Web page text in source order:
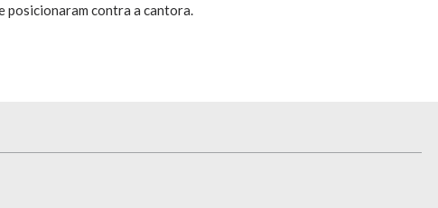
posicionaram contra a cantora.